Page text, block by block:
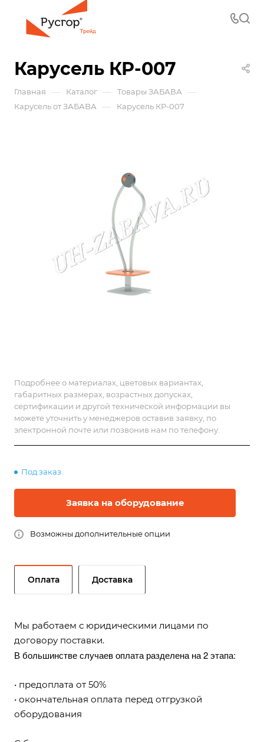
Карусель КР-007
Главная — Каталог — Товары ЗАБАВА —
Карусель от ЗАБАВА — Карусель КР-007
Подробнее о материалах, цветовых вариантах,
габаритных размерах, возрастных допусках,
сертификации и другой технической информации вы
можете уточнить у менеджеров оставив заявку, по
электронной почте или позвонив нам по телефону.
Под заказ
Заявка на оборудование
Возможны дополнительные опции
Оплата Доставка
Мы работаем с юридическими лицами по
договору поставки.
В большинстве случаев оплата разделена на 2 этапа:
• предоплата от 50%
• окончательная оплата перед отгрузкой
оборудования